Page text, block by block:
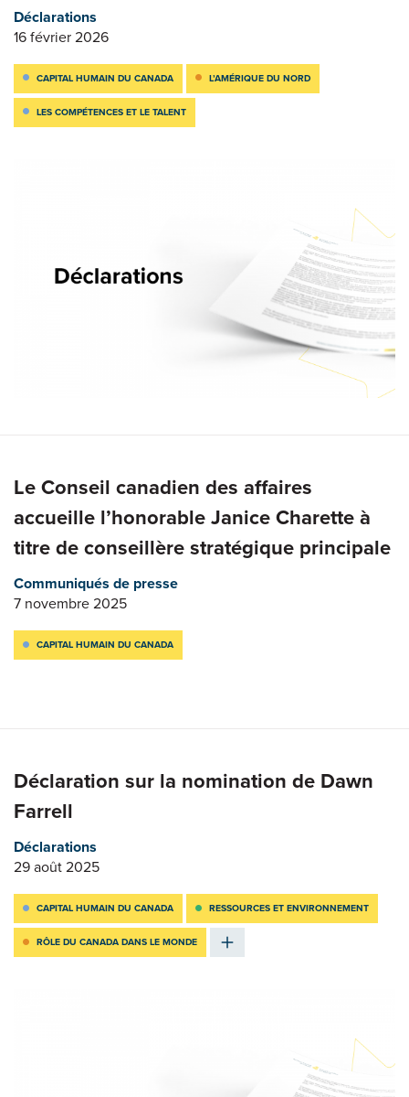
Déclarations
16 février 2026
CAPITAL HUMAIN DU CANADA L’AMÉRIQUE DU NORD
LES COMPÉTENCES ET LE TALENT
Le Conseil canadien des affaires
accueille l’honorable Janice Charette à
titre de conseillère stratégique principale
Communiqués de presse
7 novembre 2025
CAPITAL HUMAIN DU CANADA
Déclaration sur la nomination de Dawn
Farrell
Déclarations
29 août 2025
CAPITAL HUMAIN DU CANADA RESSOURCES ET ENVIRONNEMENT
RÔLE DU CANADA DANS LE MONDE